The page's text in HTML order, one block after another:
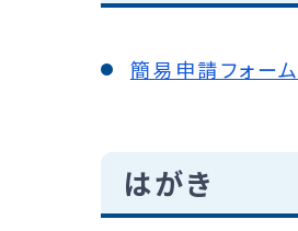
簡易申請フォー
はがき